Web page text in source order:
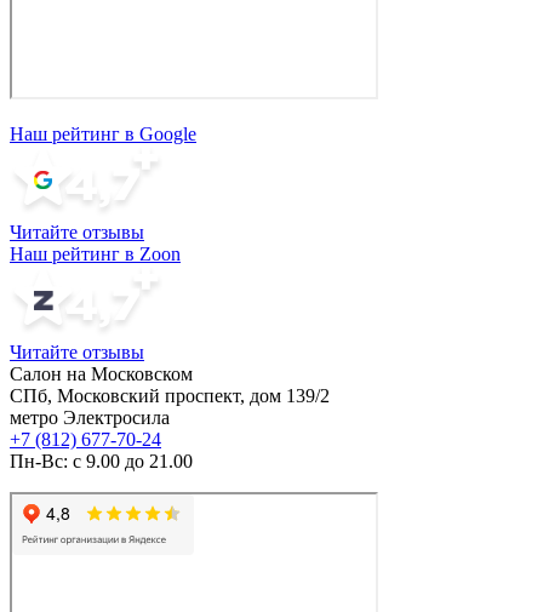
Наш рейтинг в Google
Читайте отзывы
Наш рейтинг в Zoon
Читайте отзывы
Салон на Московском
СПб, Московский проспект, дом 139/2
метро Электросила
+7 (812) 677-70-24
Пн-Вс: с 9.00 до 21.00